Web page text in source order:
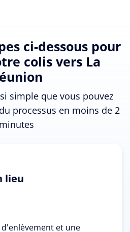
ci-dessous pour
colis vers La
simple que vous pouvez
processus en moins de 2
minutes
lieu
et une